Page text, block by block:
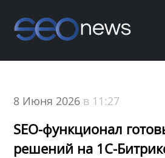
8 Июня 2026 в 11:27
SEO-функционал
решений на 1С-